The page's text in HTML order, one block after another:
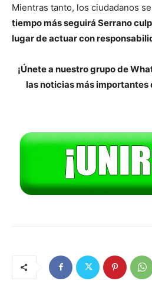
Mientras tanto, los ciudadanos
tiempo más seguirá Serrano
lugar de actuar con
¡Únete a nuestro grupo de
las noticias más